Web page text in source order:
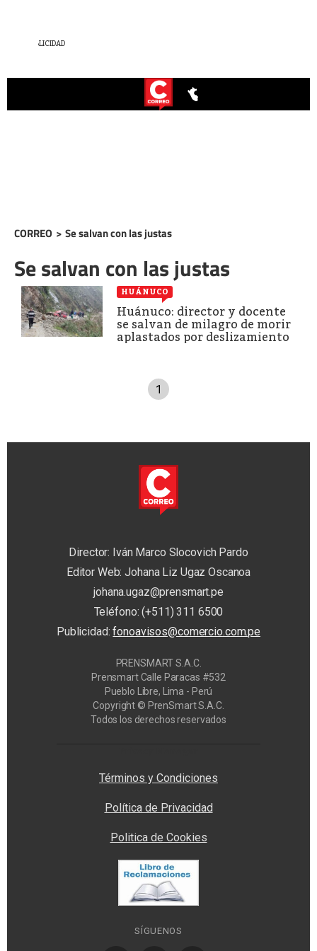
CORREO > Se salvan con las justas
Se salvan con las justas
HUÁNUCO
Huánuco: director y docente
se salvan de milagro de morir
aplastados por deslizamiento
1
Director: Iván Marco Slocovich Pardo
Editor Web: Johana Liz Ugaz Oscanoa
johana.ugaz@prensmart.pe
Teléfono: (+511) 311 6500
Publicidad:fonoavisos@comercio.com.pe
PRENSMART S.A.C.
Prensmart Calle Paracas #532
Pueblo Libre, Lima - Perú
Copyright © PrenSmart S.A.C.
Todos los derechos reservados
Términos y Condiciones
Política de Privacidad
Politica de Cookies
SÍGUENOS